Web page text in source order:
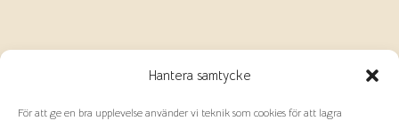
Hantera samtycke
För att ge en bra upplevelse använder vi teknik som cookies för att lagra